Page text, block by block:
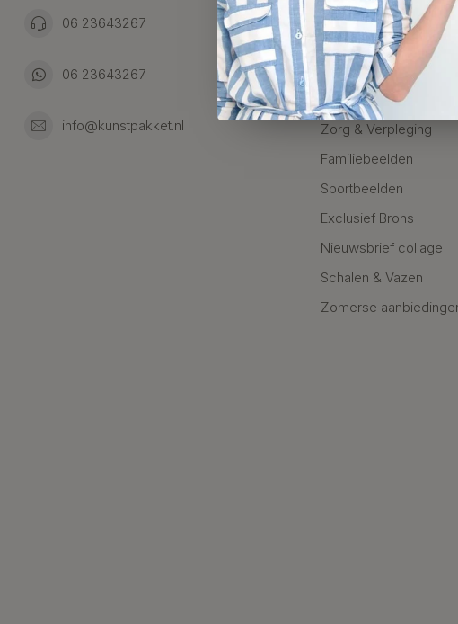
06 23643267
06 23643267
info@kunstpakket.nl
Geslaagd
Huwelijk
Bijzondere
Samenwerking &
Zorg & Verpleging
Familiebeelden
Sportbeelden
Exclusief Brons
Nieuwsbrief collage
Schalen & Vazen
Zomerse